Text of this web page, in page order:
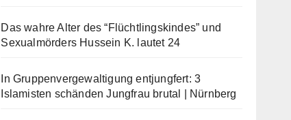
Das wahre Alter des “Flüchtlingskindes” und
Sexualmörders Hussein K. lautet 24
In Gruppenvergewaltigung entjungfert: 3
Islamisten schänden Jungfrau brutal | Nürnberg